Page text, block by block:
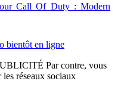
Call Of Duty : Modern
bientôt en ligne
Par contre, vous
réseaux sociaux